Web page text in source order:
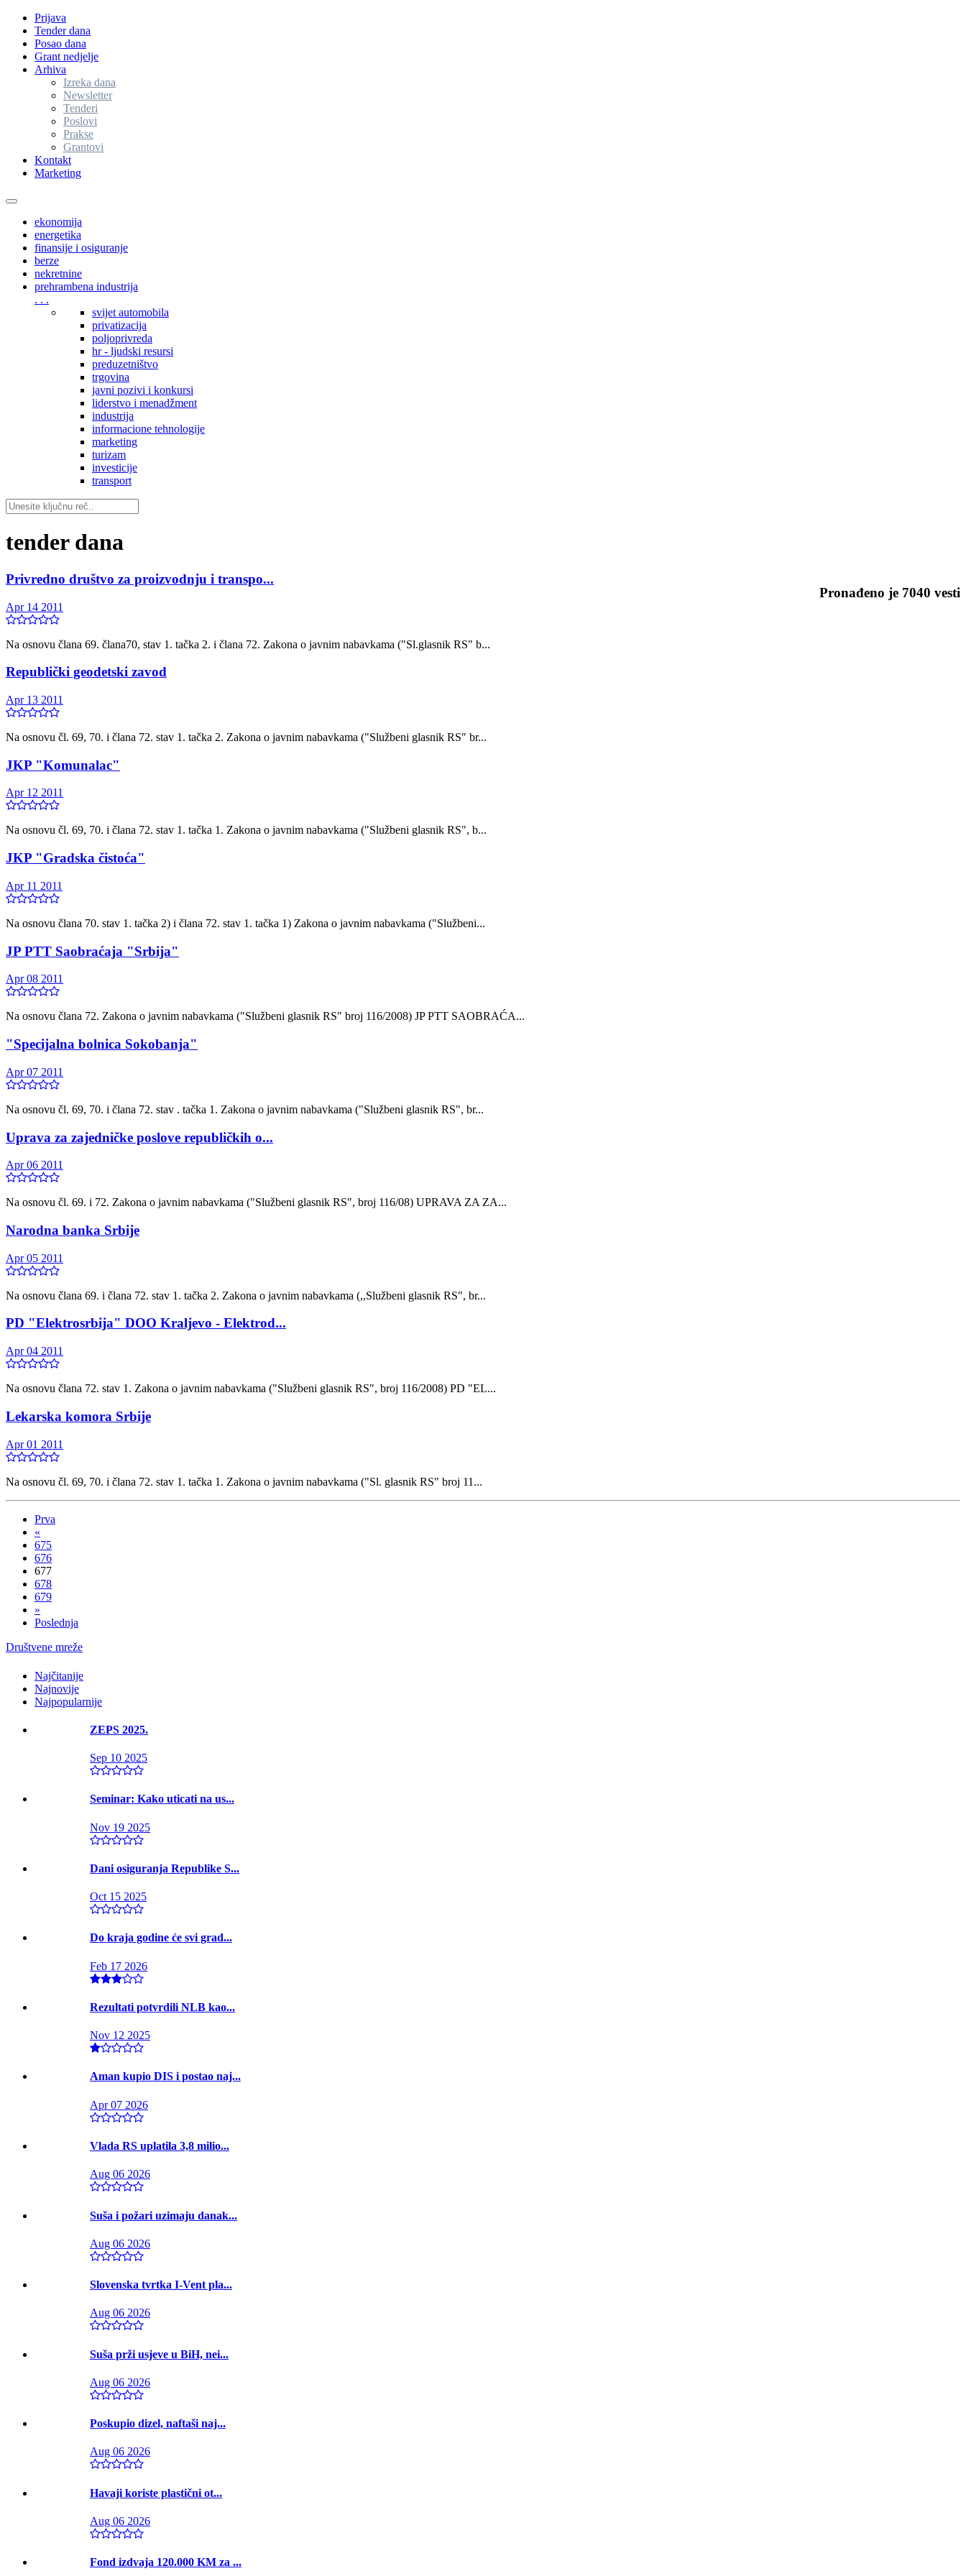
Prijava
Tender dana
Posao dana
Grant nedjelje
Arhiva
Izreka dana
Newsletter
Tenderi
Poslovi
Prakse
Grantovi
Kontakt
Marketing
Toggle
navigationekonomija
energetika
finansije i osiguranje
berze
nekretnine
prehrambena industrija
. . .
svijet automobila
privatizacija
poljoprivreda
hr - ljudski resursi
preduzetništvo
trgovina
javni pozivi i konkursi
liderstvo i menadžment
industrija
informacione tehnologije
marketing
turizam
investicije
transport
tender dana
Pronađeno je 7040 vesti
Privredno društvo za proizvodnju i transpo...
Apr 14 2011
Na osnovu člana 69. člana70, stav 1. tačka 2. i člana 72. Zakona o javnim nabavkama ("Sl.glasnik RS" b...
Republički geodetski zavod
Apr 13 2011
Na osnovu čl. 69, 70. i člana 72. stav 1. tačka 2. Zakona o javnim nabavkama ("Službeni glasnik RS" br...
JKP "Komunalac"
Apr 12 2011
Na osnovu čl. 69, 70. i člana 72. stav 1. tačka 1. Zakona o javnim nabavkama ("Službeni glasnik RS", b...
JKP "Gradska čistoća"
Apr 11 2011
Na osnovu člana 70. stav 1. tačka 2) i člana 72. stav 1. tačka 1) Zakona o javnim nabavkama ("Službeni...
JP PTT Saobraćaja "Srbija"
Apr 08 2011
Na osnovu člana 72. Zakona o javnim nabavkama ("Službeni glasnik RS" broj 116/2008) JP PTT SAOBRAĆA...
"Specijalna bolnica Sokobanja"
Apr 07 2011
Na osnovu čl. 69, 70. i člana 72. stav . tačka 1. Zakona o javnim nabavkama ("Službeni glasnik RS", br...
Uprava za zajedničke poslove republičkih o...
Apr 06 2011
Na osnovu čl. 69. i 72. Zakona o javnim nabavkama ("Službeni glasnik RS", broj 116/08) UPRAVA ZA ZA...
Narodna banka Srbije
Apr 05 2011
Na osnovu člana 69. i člana 72. stav 1. tačka 2. Zakona o javnim nabavkama (,,Službeni glasnik RS", br...
PD "Elektrosrbija" DOO Kraljevo - Elektrod...
Apr 04 2011
Na osnovu člana 72. stav 1. Zakona o javnim nabavkama ("Službeni glasnik RS", broj 116/2008) PD "EL...
Lekarska komora Srbije
Apr 01 2011
Na osnovu čl. 69, 70. i člana 72. stav 1. tačka 1. Zakona o javnim nabavkama ("Sl. glasnik RS" broj 11...
Prva
«
675
676
677
678
679
»
Poslednja
Društvene mreže
Najčitanije
Najnovije
Najpopularnije
ZEPS 2025.
Sep 10 2025
Seminar: Kako uticati na us...
Nov 19 2025
Dani osiguranja Republike S...
Oct 15 2025
Do kraja godine će svi grad...
Feb 17 2026
Rezultati potvrdili NLB kao...
Nov 12 2025
Aman kupio DIS i postao naj...
Apr 07 2026
Vlada RS uplatila 3,8 milio...
Aug 06 2026
Suša i požari uzimaju danak...
Aug 06 2026
Slovenska tvrtka I-Vent pla...
Aug 06 2026
Suša prži usjeve u BiH, nei...
Aug 06 2026
Poskupio dizel, naftaši naj...
Aug 06 2026
Havaji koriste plastični ot...
Aug 06 2026
Fond izdvaja 120.000 KM za ...